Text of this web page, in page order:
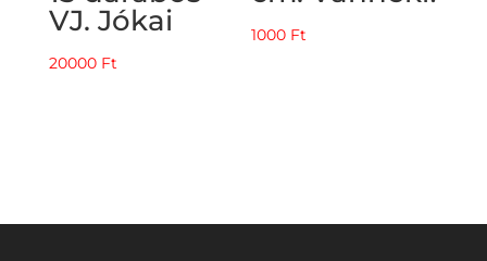
VJ. Jókai
20000 Ft
1000 Ft